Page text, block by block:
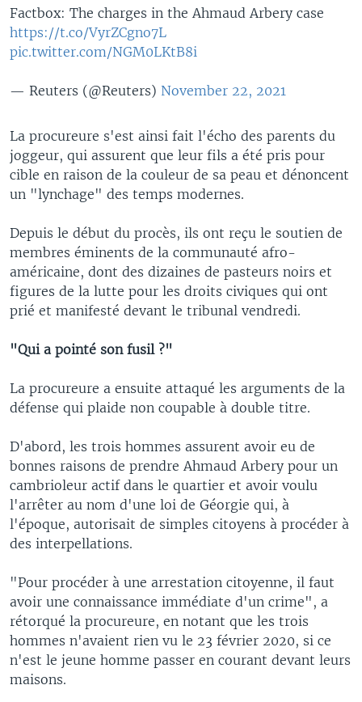
Factbox: The charges in the Ahmaud Arbery case
https://t.co/VyrZCgno7L
pic.twitter.com/NGM0LKtB8i
— Reuters (@Reuters) November 22, 2021
La procureure s'est ainsi fait l'écho des parents du
joggeur, qui assurent que leur fils a été pris pour
cible en raison de la couleur de sa peau et dénoncent
un "lynchage" des temps modernes.
Depuis le début du procès, ils ont reçu le soutien de
membres éminents de la communauté afro-
américaine, dont des dizaines de pasteurs noirs et
figures de la lutte pour les droits civiques qui ont
prié et manifesté devant le tribunal vendredi.
"Qui a pointé son fusil ?"
La procureure a ensuite attaqué les arguments de la
défense qui plaide non coupable à double titre.
D'abord, les trois hommes assurent avoir eu de
bonnes raisons de prendre Ahmaud Arbery pour un
cambrioleur actif dans le quartier et avoir voulu
l'arrêter au nom d'une loi de Géorgie qui, à
l'époque, autorisait de simples citoyens à procéder à
des interpellations.
"Pour procéder à une arrestation citoyenne, il faut
avoir une connaissance immédiate d'un crime", a
rétorqué la procureure, en notant que les trois
hommes n'avaient rien vu le 23 février 2020, si ce
n'est le jeune homme passer en courant devant leurs
maisons.